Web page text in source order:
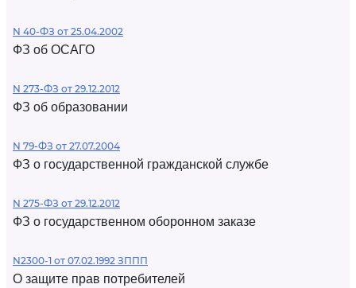
N 40-ФЗ от 25.04.2002
ФЗ об ОСАГО
N 273-ФЗ от 29.12.2012
ФЗ об образовании
N 79-ФЗ от 27.07.2004
ФЗ о государственной гражданской службе
N 275-ФЗ от 29.12.2012
ФЗ о государственном оборонном заказе
N2300-1 от 07.02.1992 ЗППП
О защите прав потребителей